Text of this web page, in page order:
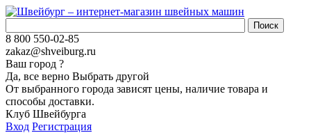
8 800 550-02-85
zakaz@shveiburg.ru
Ваш город ?
Да, все верно Выбрать другой
От выбранного города зависят цены, наличие товара и
способы доставки.
Клуб Швейбурга
Вход Регистрация